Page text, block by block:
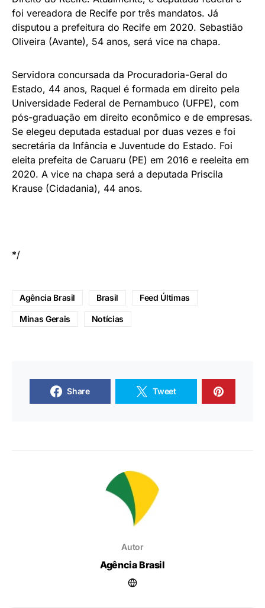
foi vereadora de Recife por três mandatos. Já
disputou a prefeitura do Recife em 2020. Sebastião
Oliveira (Avante), 54 anos, será vice na chapa.
Servidora concursada da Procuradoria-Geral do
Estado, 44 anos, Raquel é formada em direito pela
Universidade Federal de Pernambuco (UFPE), com
pós-graduação em direito econômico e de empresas.
Se elegeu deputada estadual por duas vezes e foi
secretária da Infância e Juventude do Estado. Foi
eleita prefeita de Caruaru (PE) em 2016 e reeleita em
2020. A vice na chapa será a deputada Priscila
Krause (Cidadania), 44 anos.
*/
Agência Brasil Brasil Feed Últimas
Minas Gerais Notícias
Share Tweet
Autor
Agência Brasil